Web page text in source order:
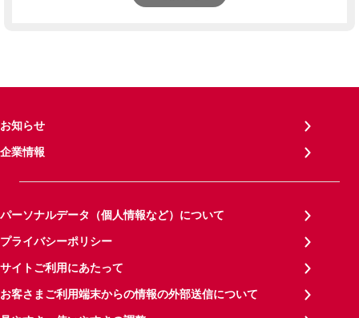
お知らせ
企業情報
パーソナルデータ（個人情報など）について
プライバシーポリシー
サイトご利用にあたって
お客さまご利用端末からの情報の外部送信について